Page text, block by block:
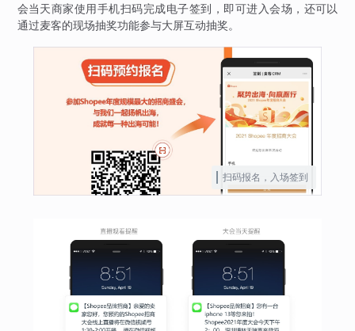
会当天商家使用手机扫码完成电子签到，即可进入会场，还可以
通过麦客的现场抽奖功能参与大屏互动抽奖。
扫码报名，入场签到